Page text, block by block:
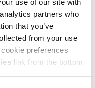
use of our site with
partners who
that you’ve
from your use
preferences
link from the bottom